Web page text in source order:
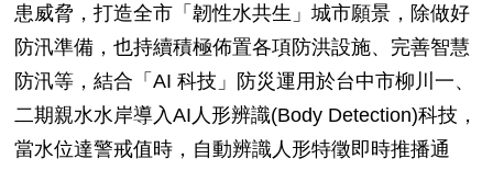
患威脅，打造全市「韌性水共生」城市願景，除做好
防汛準備，也持續積極佈置各項防洪設施、完善智慧
防汛等，結合「AI 科技」防災運用於台中市柳川一、
二期親水水岸導入AI人形辨識(Body Detection)科技，
當水位達警戒值時，自動辨識人形特徵即時推播通